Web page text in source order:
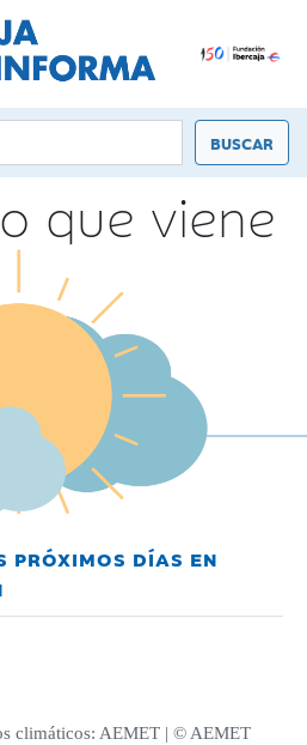
que viene
PRÓXIMOS DÍAS EN
climáticos: AEMET | © AEMET